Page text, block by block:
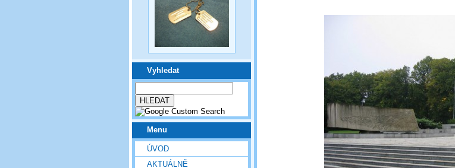
Vyhledat
Menu
ÚVOD
AKTUÁLNĚ